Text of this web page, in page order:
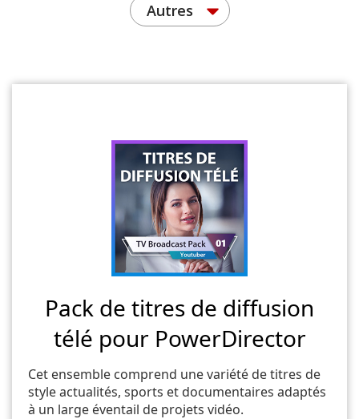
Autres
Pack de titres de diffusion
télé pour PowerDirector
Cet ensemble comprend une variété de titres de
style actualités, sports et documentaires adaptés
à un large éventail de projets vidéo.